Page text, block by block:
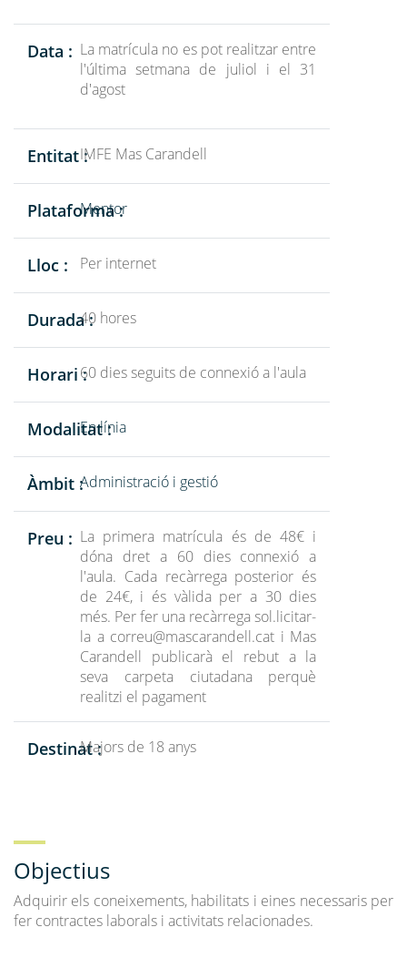
Data : La matrícula no es pot realitzar entre
l'última setmana de juliol i el 31
d'agost
Entitat :IMFE Mas Carandell
Plataforma :
Mentor
Lloc : Per internet
Durada :40 hores
Horari :60 dies seguits de connexió a l'aula
Modalitat :
En línia
Àmbit :Administració i gestió
Preu : La primera matrícula és de 48€ i
dóna dret a 60 dies connexió a
l'aula. Cada recàrrega posterior és
de 24€, i és vàlida per a 30 dies
més. Per fer una recàrrega sol.licitar-
la a correu@mascarandell.cat i Mas
Carandell publicarà el rebut a la
seva carpeta ciutadana perquè
realitzi el pagament
Destinat :Majors de 18 anys
Objectius
Adquirir els coneixements, habilitats i eines necessaris per
fer contractes laborals i activitats relacionades.